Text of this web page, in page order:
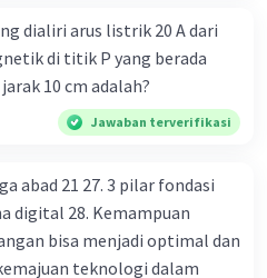
inflasi di mana
(penawaran uang) naik
b. Menimbulkan deflasi di
beredar (penawaran
jumlah uang beredar
bawah ke kanan atas d.
bentuk kurva jumlah uang
dari kiri bawah ke kanan
dialiri arus listrik 20 A dari
di titik P yang berada
10 cm adalah?
Jawaban terverifikasi
abad 21 27. 3 pilar fondasi
digital 28. Kemampuan
bisa menjadi optimal dan
teknologi dalam